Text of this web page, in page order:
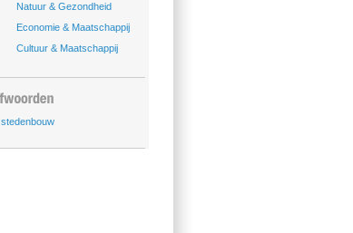
Natuur & Gezondheid
Economie & Maatschappij
Cultuur & Maatschappij
stedenbouw